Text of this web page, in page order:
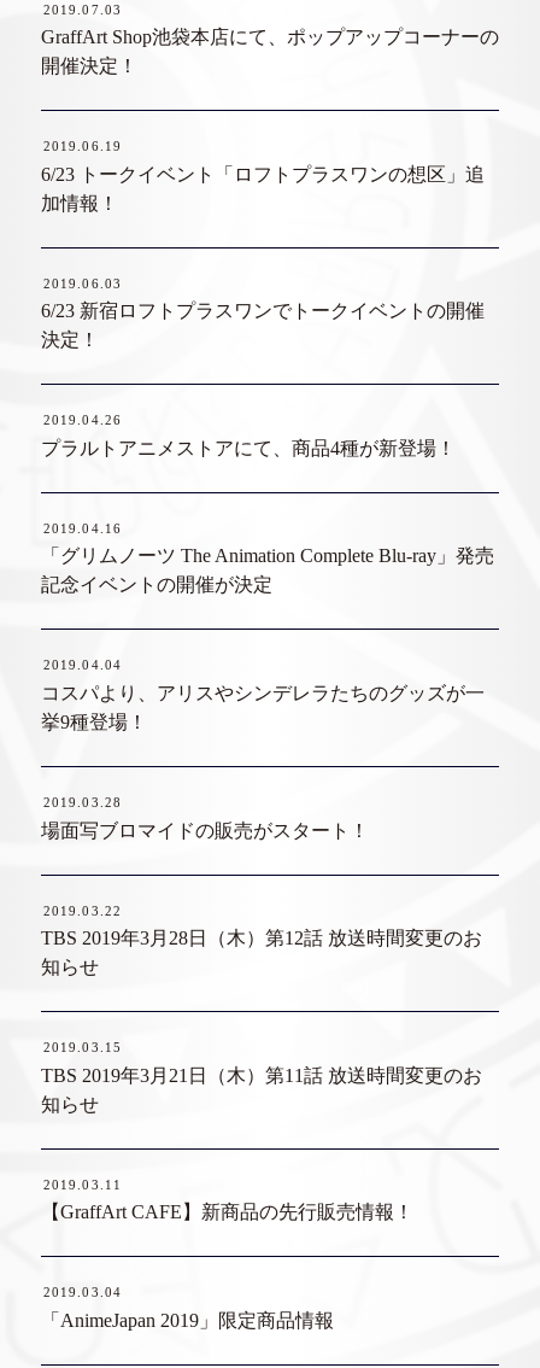
2019.07.03
GraffArt Shop池袋本店にて、ポップアップコーナーの
開催決定！
2019.06.19
6/23 トークイベント「ロフトプラスワンの想区」追
加情報！
2019.06.03
6/23 新宿ロフトプラスワンでトークイベントの開催
決定！
2019.04.26
プラルトアニメストアにて、商品4種が新登場！
2019.04.16
「グリムノーツ The Animation Complete Blu-ray」発売
記念イベントの開催が決定
2019.04.04
コスパより、アリスやシンデレラたちのグッズが一
挙9種登場！
2019.03.28
場面写ブロマイドの販売がスタート！
2019.03.22
TBS 2019年3月28日（木）第12話 放送時間変更のお
知らせ
2019.03.15
TBS 2019年3月21日（木）第11話 放送時間変更のお
知らせ
2019.03.11
【GraffArt CAFE】新商品の先行販売情報！
2019.03.04
「AnimeJapan 2019」限定商品情報